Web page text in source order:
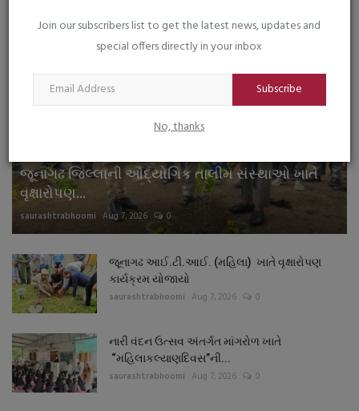
Join our subscribers list to get the latest news, updates and
special offers directly in your inbox
Subscribe
No, thanks
જૂનાગઢ જિલ્લાની ઔદ્યોગિક તાલીમ સંસ્થાઓ ખાતે
વૃક્ષારોપણ...
saurashtrabhoomi Aug 7, 2026 0
જૂનાગઢ આઈ.ટી.આઈ. (મહિલા) ખાતે વૃક્ષારોપણ
કાર્યક્રમ યોજાયો
saurashtrabhoomi Aug 7, 2026 0
નારી વંદન ઉત્સવ અંતર્ગત માંગરોળ ખાતે
“મહિલાકલ્યાણદિવસ”ની...
saurashtrabhoomi Aug 7, 2026 0